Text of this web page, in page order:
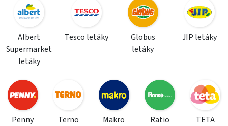
Albert
Supermarket
letáky
Tesco letáky
Globus
letáky
JIP letáky
Penny
Terno
Makro
Ratio
TETA